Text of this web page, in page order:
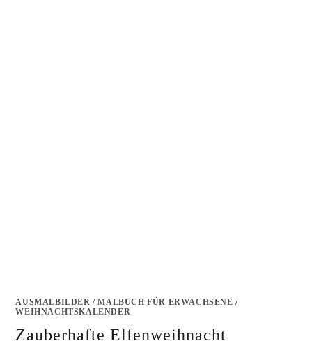
AUSMALBILDER /MALBUCH FÜR ERWACHSENE /
WEIHNACHTSKALENDER
Zauberhafte Elfenweihnacht